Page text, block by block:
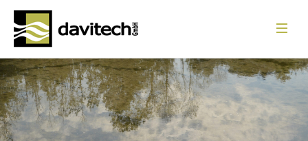
Startseite
Leistungen
Referenzen